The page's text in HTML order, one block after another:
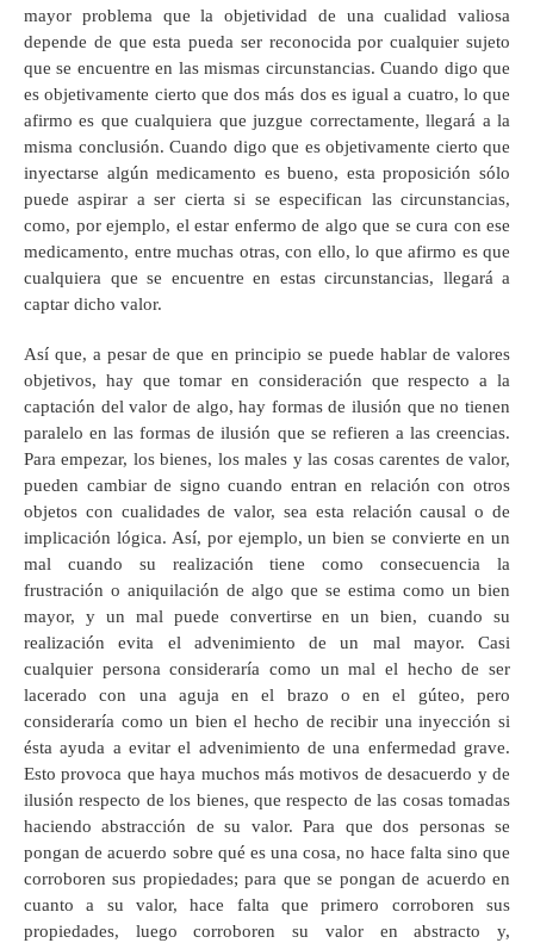
mayor problema que la objetividad de una cualidad valiosa
depende de que esta pueda ser reconocida por cualquier sujeto
que se encuentre en las mismas circunstancias. Cuando digo que
es objetivamente cierto que dos más dos es igual a cuatro, lo que
afirmo es que cualquiera que juzgue correctamente, llegará a la
misma conclusión. Cuando digo que es objetivamente cierto que
inyectarse algún medicamento es bueno, esta proposición sólo
puede aspirar a ser cierta si se especifican las circunstancias,
como, por ejemplo, el estar enfermo de algo que se cura con ese
medicamento, entre muchas otras, con ello, lo que afirmo es que
cualquiera que se encuentre en estas circunstancias, llegará a
captar dicho valor.
Así que, a pesar de que en principio se puede hablar de valores
objetivos, hay que tomar en consideración que respecto a la
captación del valor de algo, hay formas de ilusión que no tienen
paralelo en las formas de ilusión que se refieren a las creencias.
Para empezar, los bienes, los males y las cosas carentes de valor,
pueden cambiar de signo cuando entran en relación con otros
objetos con cualidades de valor, sea esta relación causal o de
implicación lógica. Así, por ejemplo, un bien se convierte en un
mal cuando su realización tiene como consecuencia la
frustración o aniquilación de algo que se estima como un bien
mayor, y un mal puede convertirse en un bien, cuando su
realización evita el advenimiento de un mal mayor. Casi
cualquier persona consideraría como un mal el hecho de ser
lacerado con una aguja en el brazo o en el gúteo, pero
consideraría como un bien el hecho de recibir una inyección si
ésta ayuda a evitar el advenimiento de una enfermedad grave.
Esto provoca que haya muchos más motivos de desacuerdo y de
ilusión respecto de los bienes, que respecto de las cosas tomadas
haciendo abstracción de su valor. Para que dos personas se
pongan de acuerdo sobre qué es una cosa, no hace falta sino que
corroboren sus propiedades; para que se pongan de acuerdo en
cuanto a su valor, hace falta que primero corroboren sus
propiedades, luego corroboren su valor en abstracto y,